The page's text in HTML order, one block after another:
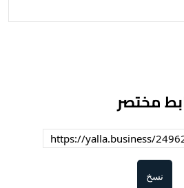
مختصر
نسخ